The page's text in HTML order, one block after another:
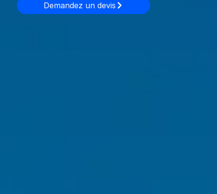
Demandez un devis